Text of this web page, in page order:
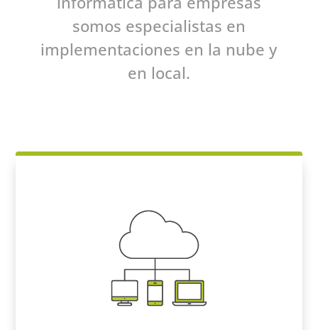
somos especialistas en
implementaciones en la nube y
en local.